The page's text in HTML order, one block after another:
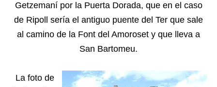
Getzemaní por la Puerta Dorada, que en el caso
de Ripoll sería el antiguo puente del Ter que sale
al camino de la Font del Amoroset y que lleva a
San Bartomeu.
La foto de